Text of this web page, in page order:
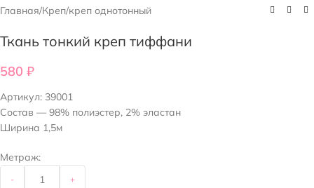
Главная/Креп/креп однотонный
Ткань тонкий креп тиффани
580 ₽
Артикул: 39001
Состав — 98% полиэстер, 2% эластан
Ширина 1,5м
Метраж:
- +